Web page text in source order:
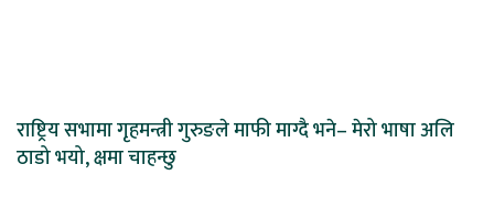
राष्ट्रिय सभामा गृहमन्त्री गुरुङले माफी माग्दै भने– मेरो भाषा अलि
ठाडो भयो, क्षमा चाहन्छु